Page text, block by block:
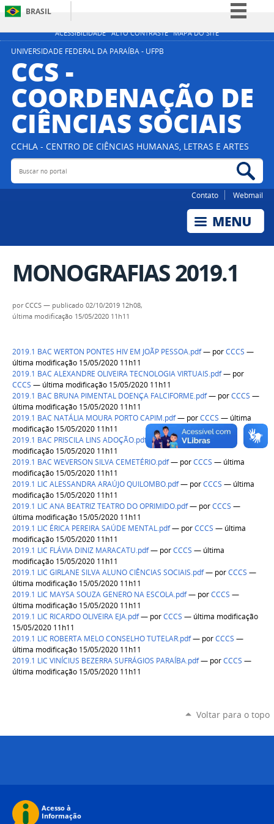
ACESSIBILIDADE ALTO CONTRASTE MAPA DO SITE
BRASIL
Simplifique!
Acesso à informação
Legislação
Canais
UNIVERSIDADE FEDERAL DA PARAÍBA - UFPB
CCS -
COORDENAÇÃO DE
CIÊNCIAS SOCIAIS
CCHLA - CENTRO DE CIÊNCIAS HUMANAS, LETRAS E ARTES
Buscar no portal
Contato Webmail
MONOGRAFIAS 2019.1
porCCCS — publicado 02/10/2019 12h08,
última modificação 15/05/2020 11h11
2019.1 BAC WERTON PONTES HIV EM JOÃP PESSOA.pdf— porCCCS —
última modificação 15/05/2020 11h11
2019.1 BAC ALEXANDRE OLIVEIRA TECNOLOGIA VIRTUAIS.pdf— por
CCCS — última modificação 15/05/2020 11h11
2019.1 BAC BRUNA PIMENTAL DOENÇA FALCIFORME.pdf— porCCCS —
última modificação 15/05/2020 11h11
2019.1 BAC NATÁLIA MOURA PORTO CAPIM.pdf— porCCCS — última
modificação 15/05/2020 11h11
2019.1 BAC PRISCILA LINS ADOÇÃO.pdf —porCCCS— última
modificação 15/05/2020 11h11
2019.1 BAC WEVERSON SILVA CEMETÉRIO.pdf— porCCCS — última
modificação 15/05/2020 11h11
2019.1 LIC ALESSANDRA ARAÚJO QUILOMBO.pdf— porCCCS — última
modificação 15/05/2020 11h11
2019.1 LIC ANA BEATRIZ TEATRO DO OPRIMIDO.pdf— porCCCS —
última modificação 15/05/2020 11h11
2019.1 LIC ÉRICA PEREIRA SAÚDE MENTAL.pdf— porCCCS — última
modificação 15/05/2020 11h11
2019.1 LIC FLÁVIA DINIZ MARACATU.pdf— porCCCS — última
modificação 15/05/2020 11h11
2019.1 LIC GIRLANE SILVA ALUNO CIÊNCIAS SOCIAIS.pdf— porCCCS —
última modificação 15/05/2020 11h11
2019.1 LIC MAYSA SOUZA GENERO NA ESCOLA.pdf— porCCCS —
última modificação 15/05/2020 11h11
2019.1 LIC RICARDO OLIVEIRA EJA.pdf— porCCCS — última modificação
15/05/2020 11h11
2019.1 LIC ROBERTA MELO CONSELHO TUTELAR.pdf— porCCCS —
última modificação 15/05/2020 11h11
2019.1 LIC VINÍCIUS BEZERRA SUFRÁGIOS PARAÍBA.pdf— porCCCS —
última modificação 15/05/2020 11h11
Voltar para o topo